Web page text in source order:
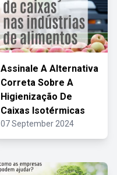
Assinale A Alternativa
Correta Sobre A
Higienização De
Caixas Isotérmicas
07 September 2024